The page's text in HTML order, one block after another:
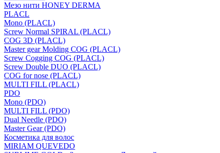
Мезо нити HONEY DERMA
PLACL
Mono (PLACL)
Screw Normal SPIRAL (PLACL)
COG 3D (PLACL)
Master gear Molding COG (PLACL)
Screw Cogging COG (PLACL)
Screw Double DUO (PLACL)
COG for nose (PLACL)
MULTI FILL (PLACL)
PDO
Mono (PDO)
MULTI FILL (PDO)
Dual Needle (PDO)
Master Gear (PDO)
Косметика для волос
MIRIAM QUEVEDO